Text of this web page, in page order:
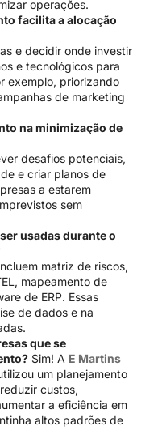
operações.
facilita a alocação
e decidir onde investir
e tecnológicos para
exemplo, priorizando
de marketing
na minimização de
desafios potenciais,
e criar planos de
a estarem
sem
usadas durante o
matriz de riscos,
mapeamento de
de ERP. Essas
de dados e na
que se
Sim! A E Martins
um planejamento
custos,
a eficiência em
altos padrões de